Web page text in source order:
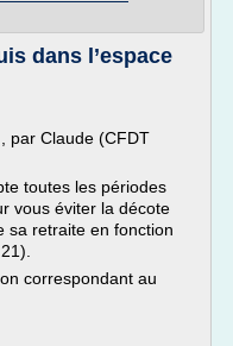
dans l’espace
par Claude (CFDT
toutes les périodes
vous éviter la décote
sa retraite en fonction
correspondant au